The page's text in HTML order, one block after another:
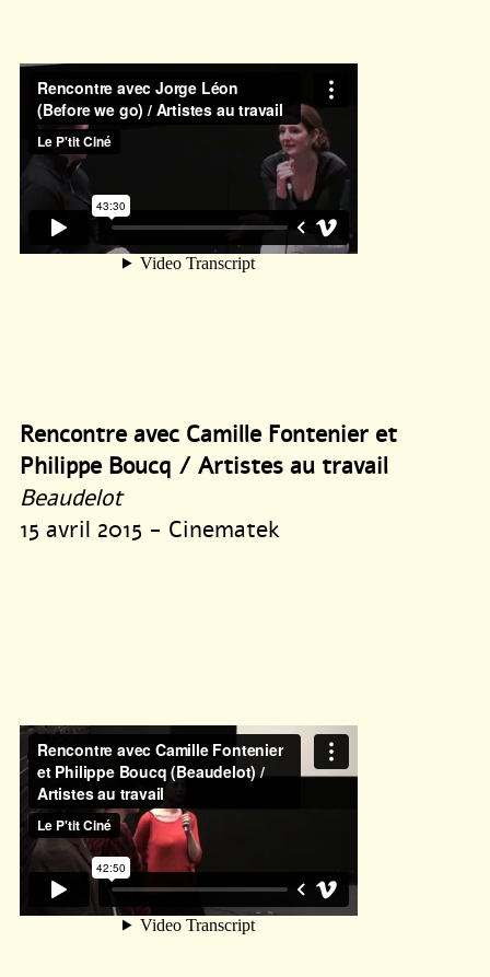
Rencontre avec Camille Fontenier et
Philippe Boucq / Artistes au travail
Beaudelot
15 avril 2015 - Cinematek